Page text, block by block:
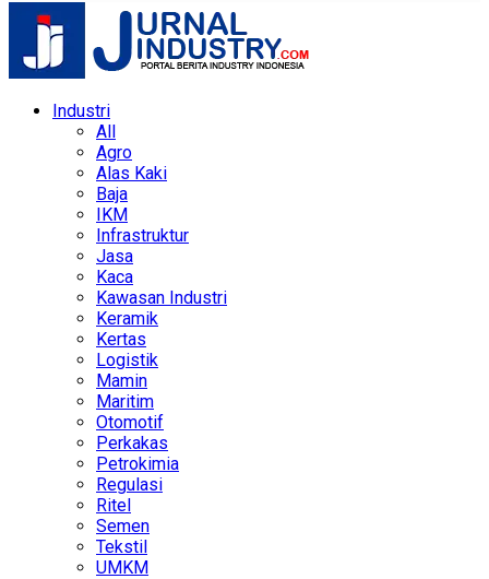
Industri
All
Agro
Alas Kaki
Baja
IKM
Infrastruktur
Jasa
Kaca
Kawasan Industri
Keramik
Kertas
Logistik
Mamin
Maritim
Otomotif
Perkakas
Petrokimia
Regulasi
Ritel
Semen
Tekstil
UMKM